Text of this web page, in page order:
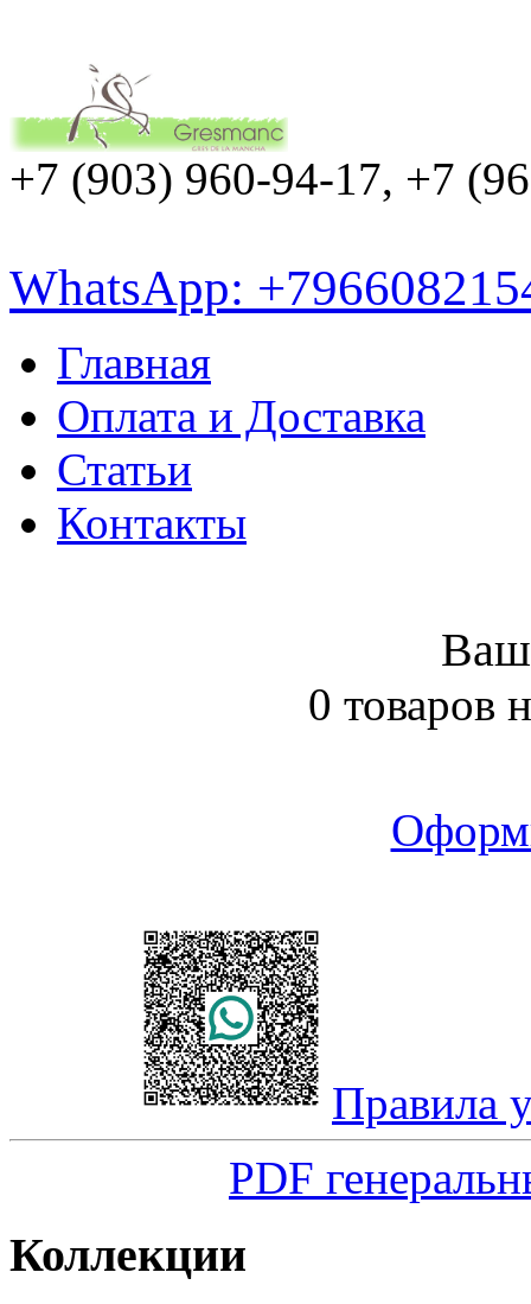
+7 (903) 960-94-17, +7
WhatsApp:
Главная
Оплата и Доставка
Статьи
Контакты
0 товаров
Правила
PDF
Коллекции